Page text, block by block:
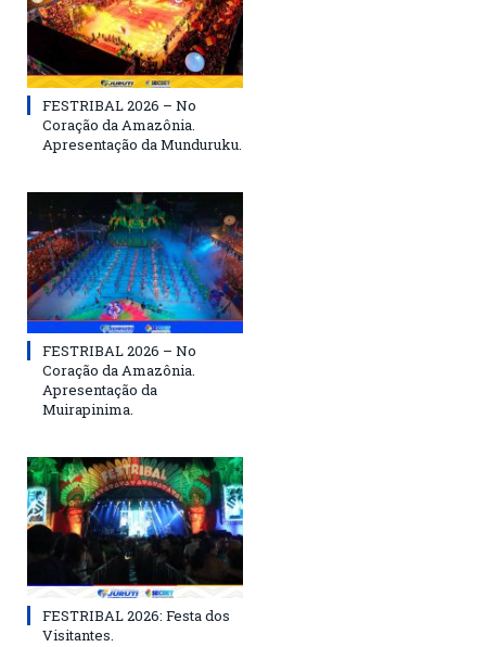
FESTRIBAL 2026 – No
Coração da Amazônia.
Apresentação da Munduruku.
FESTRIBAL 2026 – No
Coração da Amazônia.
Apresentação da
Muirapinima.
FESTRIBAL 2026: Festa dos
Visitantes.